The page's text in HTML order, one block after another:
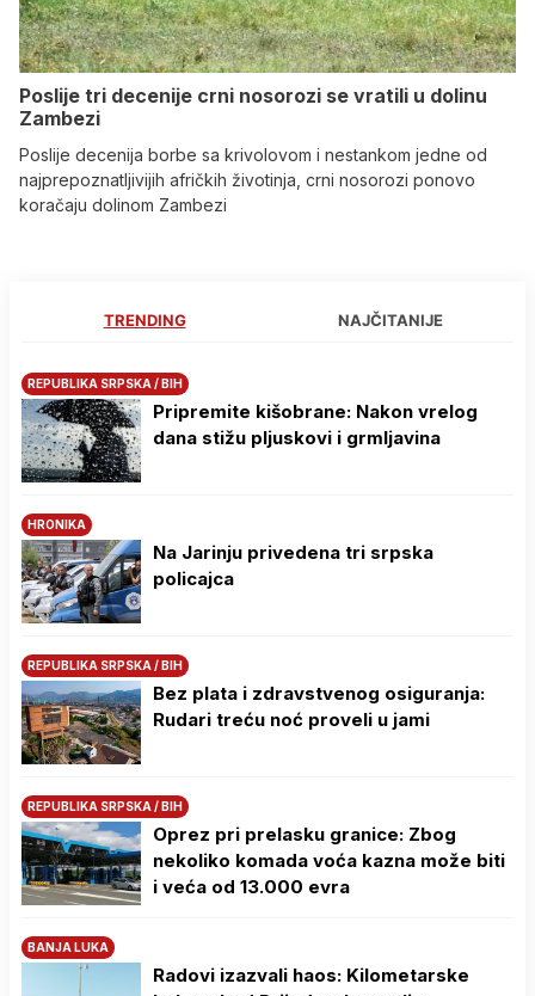
Poslije tri decenije crni nosorozi se vratili u dolinu
Zambezi
Poslije decenija borbe sa krivolovom i nestankom jedne od
najprepoznatljivijih afričkih životinja, crni nosorozi ponovo
koračaju dolinom Zambezi
TRENDING NAJČITANIJE
REPUBLIKA SRPSKA / BIH
Pripremite kišobrane: Nakon vrelog
dana stižu pljuskovi i grmljavina
HRONIKA
Na Јarinju privedena tri srpska
policajca
REPUBLIKA SRPSKA / BIH
Bez plata i zdravstvenog osiguranja:
Rudari treću noć proveli u jami
REPUBLIKA SRPSKA / BIH
Oprez pri prelasku granice: Zbog
nekoliko komada voća kazna može biti
i veća od 13.000 evra
BANJA LUKA
Radovi izazvali haos: Kilometarske